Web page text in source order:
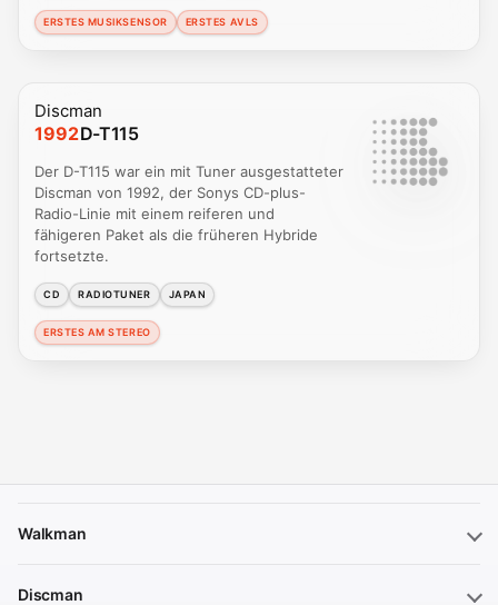
ERSTES MUSIKSENSOR ERSTES AVLS
Discman
1992D-T115
Der D-T115 war ein mit Tuner ausgestatteter
Discman von 1992, der Sonys CD-plus-
Radio-Linie mit einem reiferen und
fähigeren Paket als die früheren Hybride
fortsetzte.
CD RADIOTUNER JAPAN
ERSTES AM STEREO
Walkman
Discman